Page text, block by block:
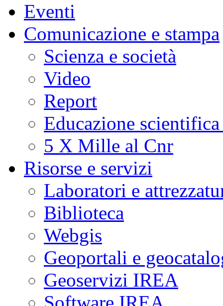
Eventi
Comunicazione e stampa
Scienza e società
Video
Report
Educazione
5 X Mille al Cnr
Risorse e servizi
Laboratori e
Biblioteca
Webgis
Geoportali e
Geoservizi IREA